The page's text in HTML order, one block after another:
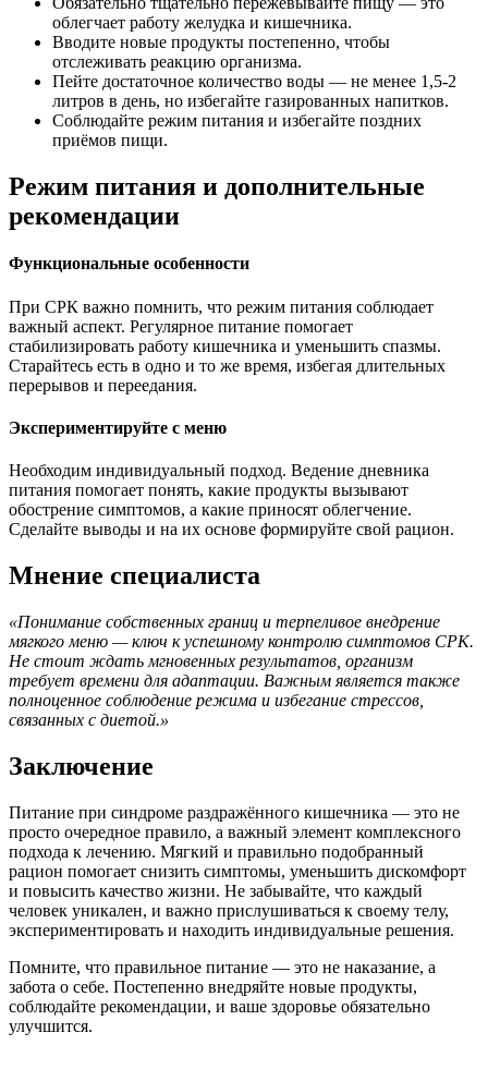
облегчает работу желудка и кишечника.
Вводите новые продукты постепенно, чтобы
отслеживать реакцию организма.
Пейте достаточное количество воды — не менее 1,5-2
литров в день, но избегайте газированных напитков.
Соблюдайте режим питания и избегайте поздних
приёмов пищи.
Режим питания и дополнительные
рекомендации
Функциональные особенности
При СРК важно помнить, что режим питания соблюдает
важный аспект. Регулярное питание помогает
стабилизировать работу кишечника и уменьшить спазмы.
Старайтесь есть в одно и то же время, избегая длительных
перерывов и переедания.
Экспериментируйте с меню
Необходим индивидуальный подход. Ведение дневника
питания помогает понять, какие продукты вызывают
обострение симптомов, а какие приносят облегчение.
Сделайте выводы и на их основе формируйте свой рацион.
Мнение специалиста
«Понимание собственных границ и терпеливое внедрение
мягкого меню — ключ к успешному контролю симптомов СРК.
Не стоит ждать мгновенных результатов, организм
требует времени для адаптации. Важным является также
полноценное соблюдение режима и избегание стрессов,
связанных с диетой.»
Заключение
Питание при синдроме раздражённого кишечника — это не
просто очередное правило, а важный элемент комплексного
подхода к лечению. Мягкий и правильно подобранный
рацион помогает снизить симптомы, уменьшить дискомфорт
и повысить качество жизни. Не забывайте, что каждый
человек уникален, и важно прислушиваться к своему телу,
экспериментировать и находить индивидуальные решения.
Помните, что правильное питание — это не наказание, а
забота о себе. Постепенно внедряйте новые продукты,
соблюдайте рекомендации, и ваше здоровье обязательно
улучшится.